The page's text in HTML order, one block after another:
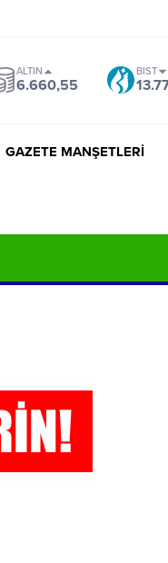
ALTIN
6.660,55
BIST
GAZETE MANŞETLERİ